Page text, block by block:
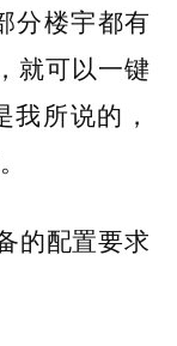
分楼宇都有
就可以一键
所说的，
的配置要求